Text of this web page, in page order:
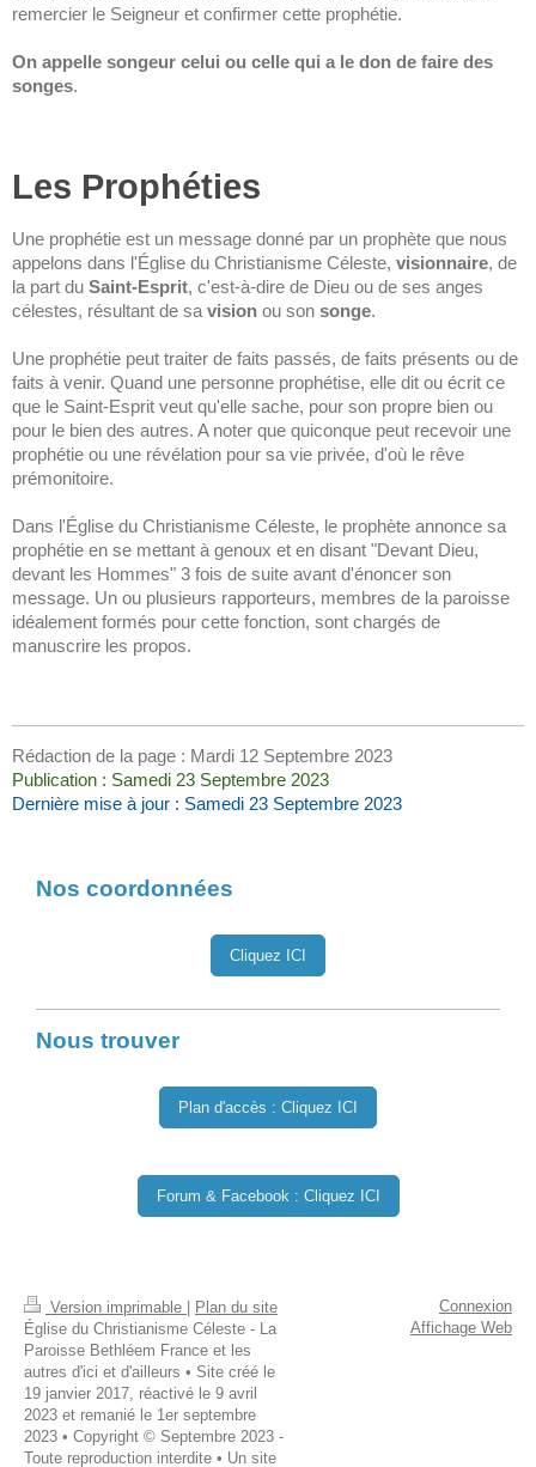
remercier le Seigneur et confirmer cette prophétie.
On appelle songeur celui ou celle qui a le don de faire des
songes.
Les Prophéties
Une prophétie est un message donné par un prophète que nous
appelons dans l'Église du Christianisme Céleste, visionnaire, de
la part du Saint-Esprit, c'est-à-dire de Dieu ou de ses anges
célestes, résultant de savision ou son songe.
Une prophétie peut traiter de faits passés, de faits présents ou de
faits à venir. Quand une personne prophétise, elle dit ou écrit ce
que le Saint-Esprit veut qu'elle sache, pour son propre bien ou
pour le bien des autres. A noter que quiconque peut recevoir une
prophétie ou une révélation pour sa vie privée, d'où le rêve
prémonitoire.
Dans l'Église du Christianisme Céleste, le prophète annonce sa
prophétie en se mettant à genoux et en disant "Devant Dieu,
devant les Hommes" 3 fois de suite avant d'énoncer son
message. Un ou plusieurs rapporteurs, membres de la paroisse
idéalement formés pour cette fonction, sont chargés de
manuscrire les propos.
Rédaction de la page : Mardi 12 Septembre 2023
Publication : Samedi 23 Septembre 2023
Dernière mise à jour : Samedi 23 Septembre 2023
Nos coordonnées
Cliquez ICI
Nous trouver
Plan d'accès : Cliquez ICI
Forum & Facebook : Cliquez ICI
Version imprimable
Plan du site
Église du Christianisme Céleste - La
Paroisse Bethléem France et les
autres d'ici et d'ailleurs • Site créé le
19 janvier 2017, réactivé le 9 avril
2023 et remanié le 1er septembre
2023 • Copyright © Septembre 2023 -
Toute reproduction interdite • Un site
Connexion
Affichage Web